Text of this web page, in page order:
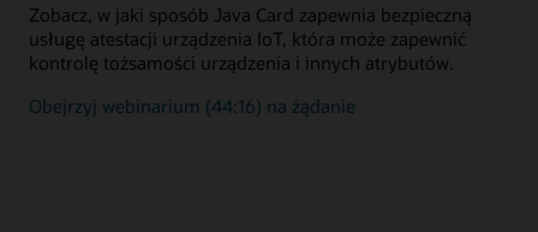
Zobacz, w jaki sposób Java Card zapewnia bezpieczną
usługę atestacji urządzenia IoT, która może zapewnić
kontrolę tożsamości urządzenia i innych atrybutów.
Obejrzyj webinarium Jak
(44:16) na żądanie